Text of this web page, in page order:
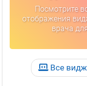
Посмотрите
отображения
врача
Все